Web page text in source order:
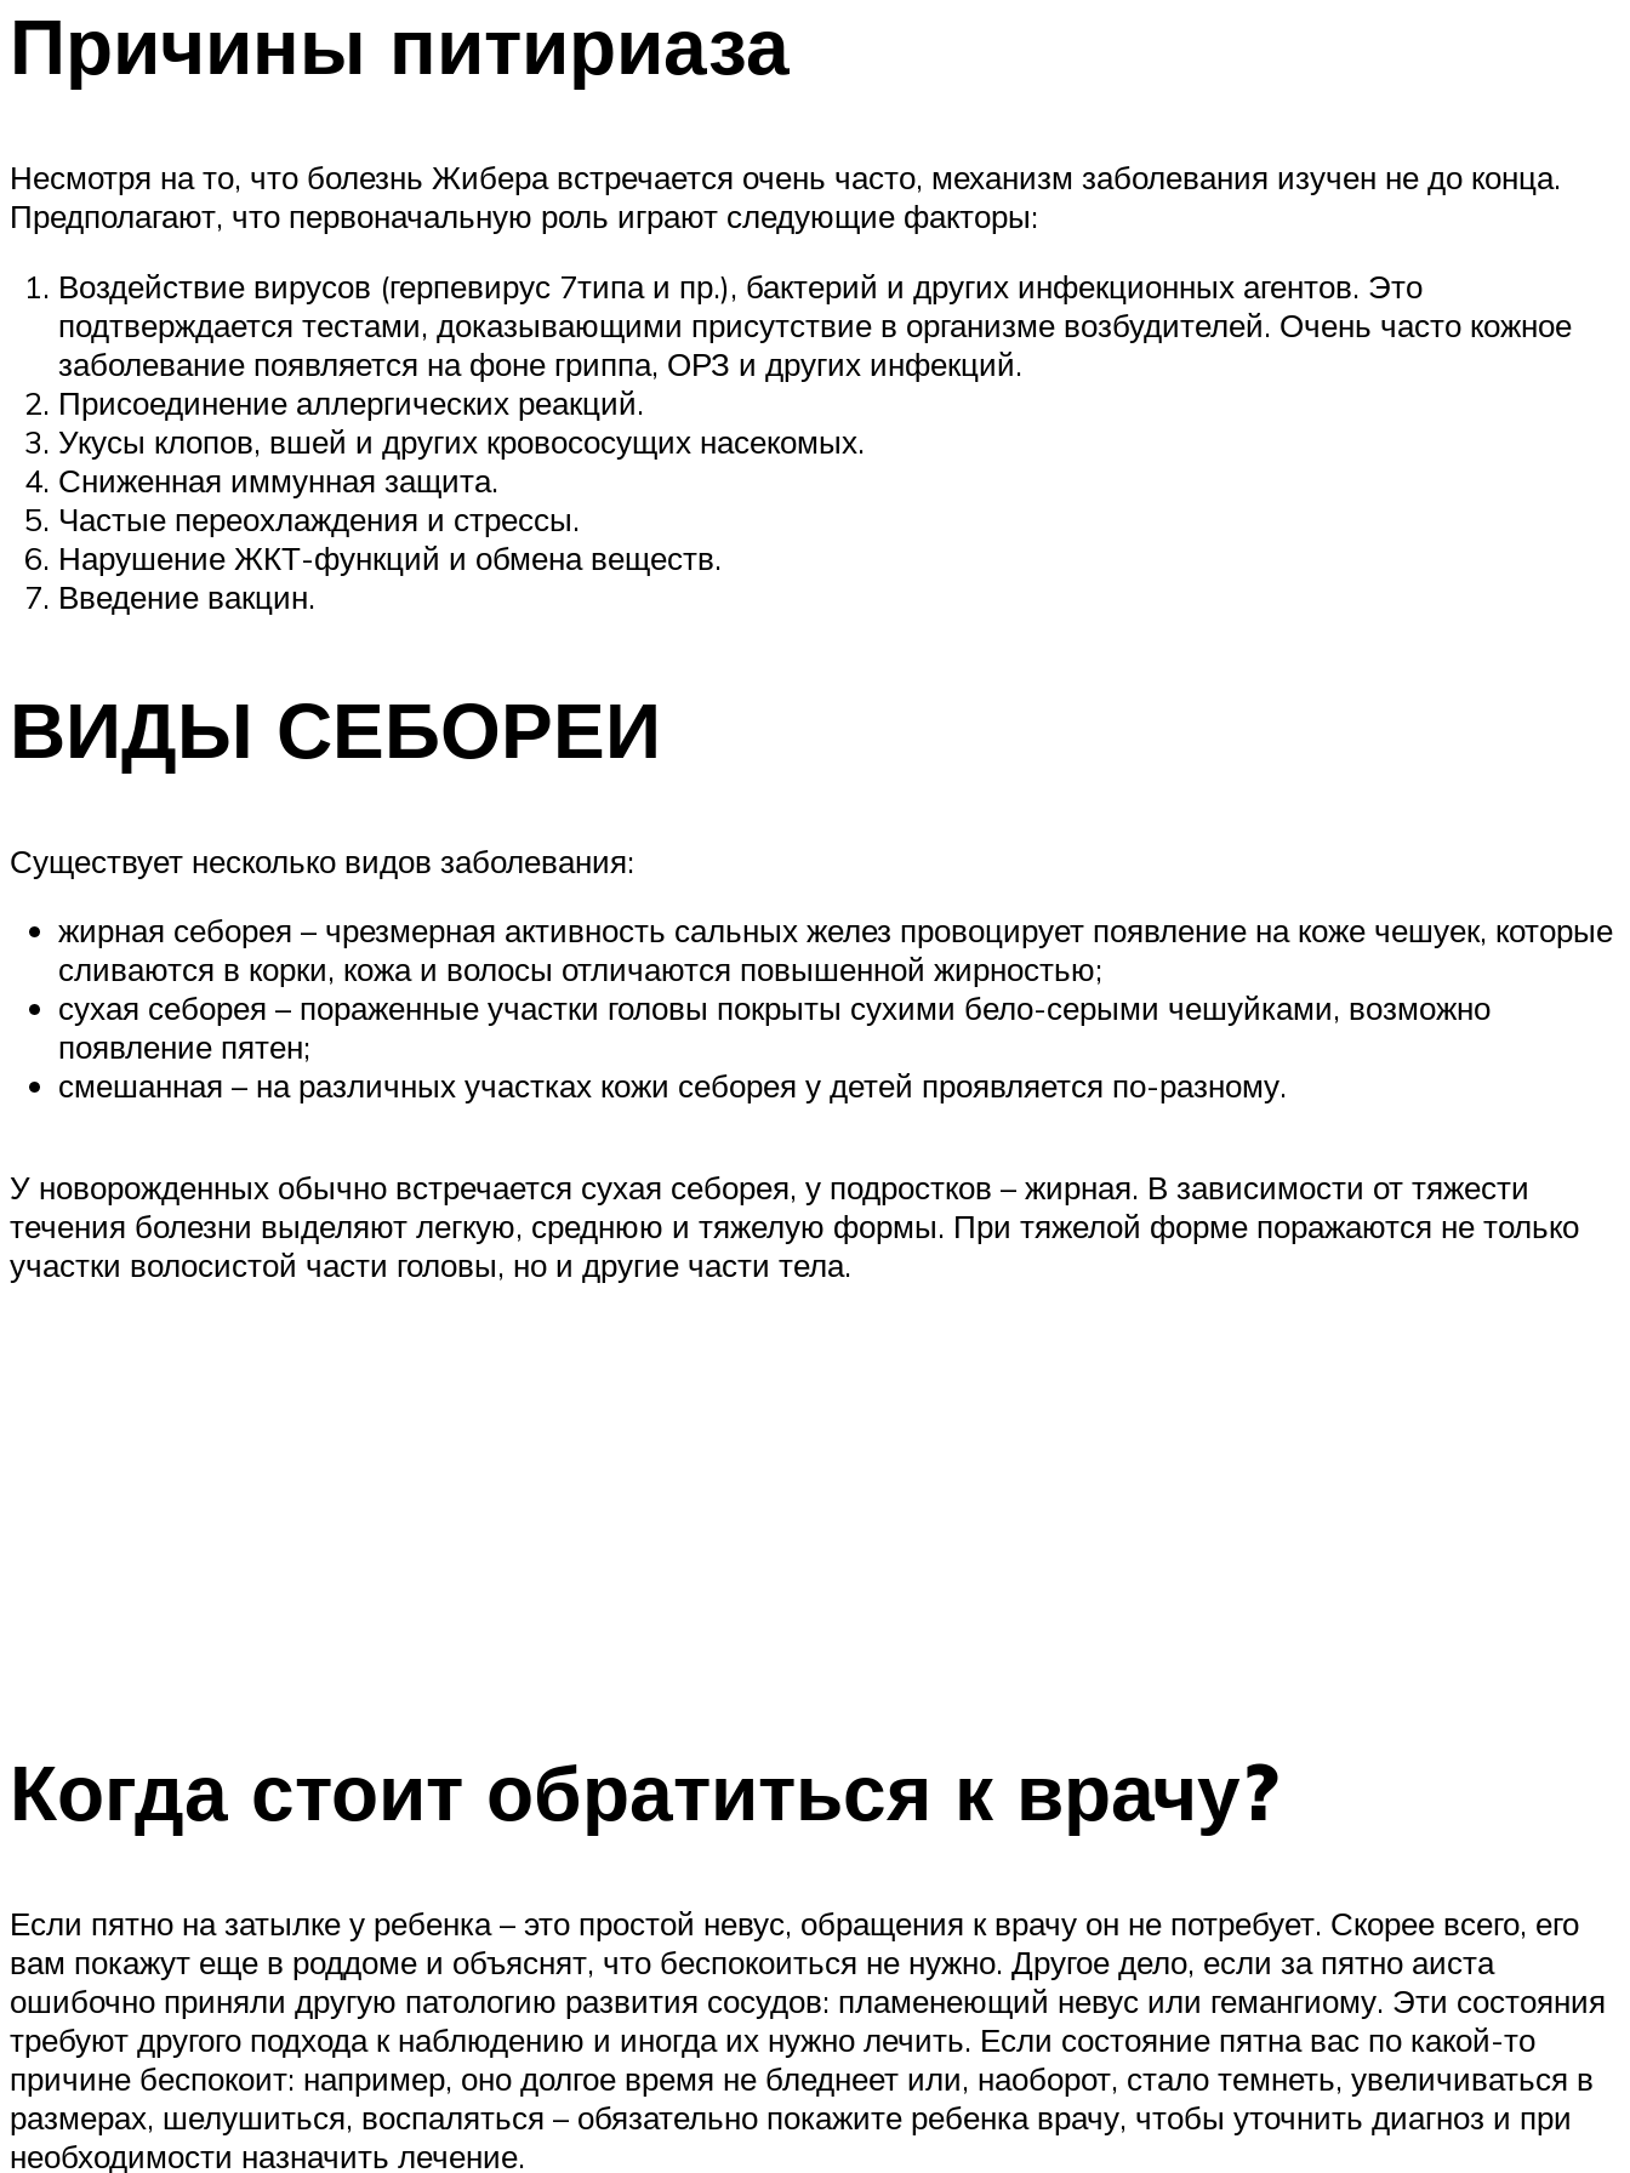
Причины питириаза
Несмотря на то, что болезнь Жибера встречается очень часто, механизм заболевания изучен не до конца.
Предполагают, что первоначальную роль играют следующие факторы:
Воздействие вирусов (герпевирус 7типа и пр.), бактерий и других инфекционных агентов. Это
подтверждается тестами, доказывающими присутствие в организме возбудителей. Очень часто кожное
заболевание появляется на фоне гриппа, ОРЗ и других инфекций.
Присоединение аллергических реакций.
Укусы клопов, вшей и других кровососущих насекомых.
Сниженная иммунная защита.
Частые переохлаждения и стрессы.
Нарушение ЖКТ-функций и обмена веществ.
Введение вакцин.
ВИДЫ СЕБОРЕИ
Существует несколько видов заболевания:
жирная себорея – чрезмерная активность сальных желез провоцирует появление на коже чешуек, которые
сливаются в корки, кожа и волосы отличаются повышенной жирностью;
сухая себорея – пораженные участки головы покрыты сухими бело-серыми чешуйками, возможно
появление пятен;
смешанная – на различных участках кожи себорея у детей проявляется по-разному.
У новорожденных обычно встречается сухая себорея, у подростков – жирная. В зависимости от тяжести
течения болезни выделяют легкую, среднюю и тяжелую формы. При тяжелой форме поражаются не только
участки волосистой части головы, но и другие части тела.
Когда стоит обратиться к врачу?
Если пятно на затылке у ребенка – это простой невус, обращения к врачу он не потребует. Скорее всего, его
вам покажут еще в роддоме и объяснят, что беспокоиться не нужно. Другое дело, если за пятно аиста
ошибочно приняли другую патологию развития сосудов: пламенеющий невус или гемангиому. Эти состояния
требуют другого подхода к наблюдению и иногда их нужно лечить. Если состояние пятна вас по какой-то
причине беспокоит: например, оно долгое время не бледнеет или, наоборот, стало темнеть, увеличиваться в
размерах, шелушиться, воспаляться – обязательно покажите ребенка врачу, чтобы уточнить диагноз и при
необходимости назначить лечение.